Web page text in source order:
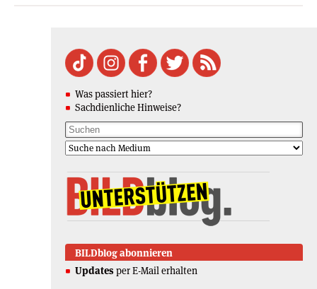
Was passiert hier?
Sachdienliche Hinweise?
BILDblog abonnieren
Updates per E-Mail erhalten